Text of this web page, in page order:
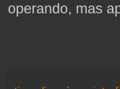
operando, mas